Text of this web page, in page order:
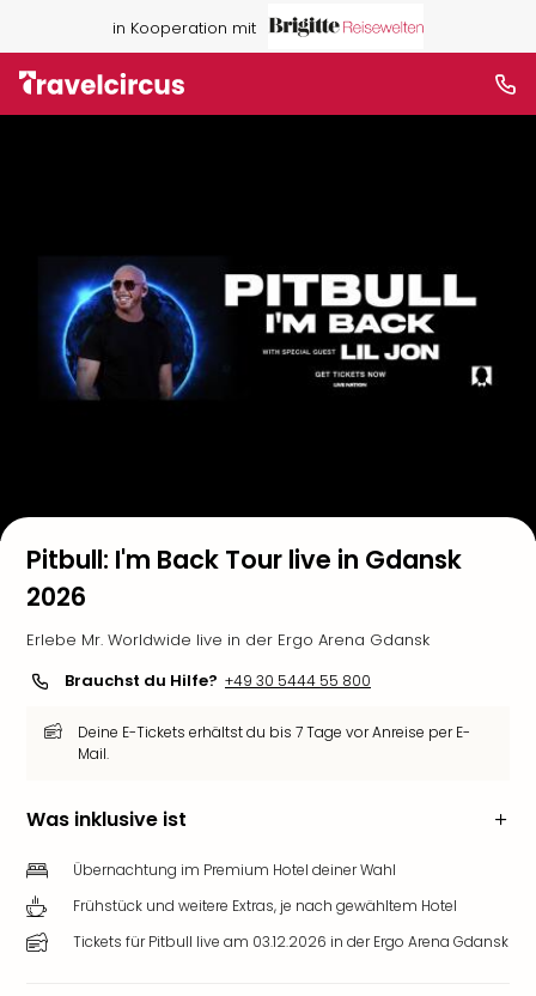
in Kooperation mit
Pitbull: I'm Back Tour live in Gdansk
2026
Erlebe Mr. Worldwide live in der Ergo Arena Gdansk
Brauchst du Hilfe? +49 30 5444 55 800
Deine E-Tickets erhältst du bis 7 Tage vor Anreise per E-
Mail.
Was inklusive ist
Übernachtung im Premium Hotel deiner Wahl
Frühstück und weitere Extras, je nach gewähltem Hotel
Tickets für Pitbull live am 03.12.2026 in der Ergo Arena Gdansk